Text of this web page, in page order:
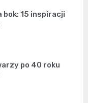
15 inspiracji
po 40 roku